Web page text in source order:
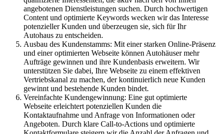
angebotenen Dienstleistungen suchen. Durch hochwertigen
Content und optimierte Keywords wecken wir das Interesse
potenzieller Kunden und überzeugen sie, sich für Ihr
Autohaus zu entscheiden.
Ausbau des Kundenstamms: Mit einer starken Online-Präsenz
und einer optimierten Webseite können Autohäuser mehr
Aufträge gewinnen und ihre Kundenbasis erweitern. Wir
unterstützen Sie dabei, Ihre Webseite zu einem effektiven
Vertriebskanal zu machen, der kontinuierlich neue Kunden
gewinnt und bestehende Kunden bindet.
Vereinfachte Kundengewinnung: Eine gut optimierte
Webseite erleichtert potenziellen Kunden die
Kontaktaufnahme und Anfrage von Informationen oder
Angeboten. Durch klare Call-to-Actions und optimierte